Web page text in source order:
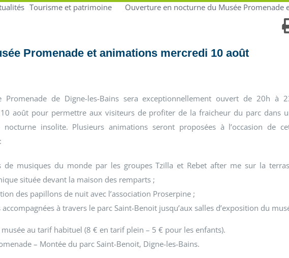
Tourisme et patrimoine Ouverture en nocturne du Musée
Promenade et animations mercredi 10 août
Promenade de Digne-les-Bains sera exceptionnellement ouvert de 20h à
août pour permettre aux visiteurs de profiter de la fraicheur du parc dans
nocturne insolite. Plusieurs animations seront proposées à l’occasion de
de musiques du monde par les groupes Tzilla et Rebet after me sur la
située devant la maison des remparts ;
des papillons de nuit avec l’association Proserpine ;
accompagnées à travers le parc Saint-Benoit jusqu’aux salles d’exposition du
musée au tarif habituel (8 € en tarif plein – 5 € pour les enfants).
– Montée du parc Saint-Benoit, Digne-les-Bains.